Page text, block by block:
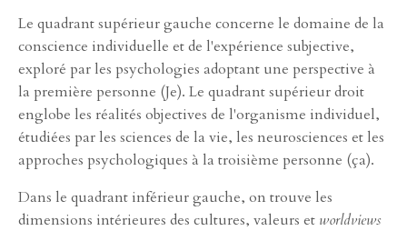
Le quadrant supérieur gauche concerne le domaine de la
conscience individuelle et de l'expérience subjective,
exploré par les psychologies adoptant une perspective à
la première personne (Je). Le quadrant supérieur droit
englobe les réalités objectives de l'organisme individuel,
étudiées par les sciences de la vie, les neurosciences et les
approches psychologiques à la troisième personne (ça).
Dans le quadrant inférieur gauche, on trouve les
dimensions intérieures des cultures, valeurs et worldviews